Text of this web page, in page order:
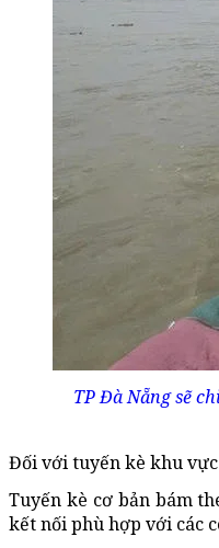
TP Đà Nẵng sẽ
Đối với tuyến kè khu
Tuyến kè cơ bản bám
kết nối phù hợp với các